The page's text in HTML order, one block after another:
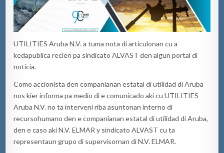
UTILITIES Aruba N.V. atuma nota diarticulonan cu a
kedapublicarecien pa sindicato ALVAST denalgun portal di
noticia.
Comoaccionista dencompanianan estatal diutilidad di Aruba
nos kierinforma pa medio di ecomunicado akicu UTILITIES
Aruba N.V. no tainterveniriba asuntonan interno di
recursohumano den ecompanianan estatal diutilidad di Aruba,
den ecaso akiN.V. ELMAR y sindicato ALVAST cu ta
representaun grupo di supervisornan di N.V. ELMAR.